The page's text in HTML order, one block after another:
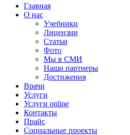
Главная
О нас
Учебники
Лицензии
Статьи
Фото
Мы в СМИ
Наши партнеры
Достижения
Врачи
Услуги
Услуги online
Контакты
Прайс
Социальные проекты